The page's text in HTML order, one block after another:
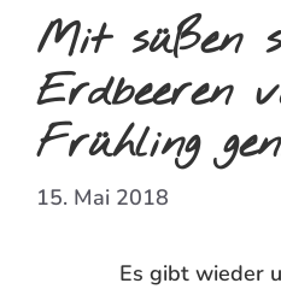
Mit süßen
Erdbeeren
Frühling
15. Mai 2018
Es gibt wieder